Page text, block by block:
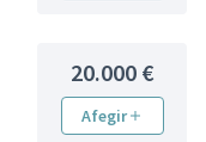
20.000 €
Afegir